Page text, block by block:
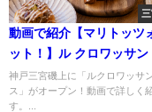
動画で紹介【マリトッツ
ット！】ル クロワッサン
ンス【神戸三宮 LE
DE VACANCES】
神戸三宮磯上に「ルクロワッサ
ス」がオープン！動画で詳しく
す。...